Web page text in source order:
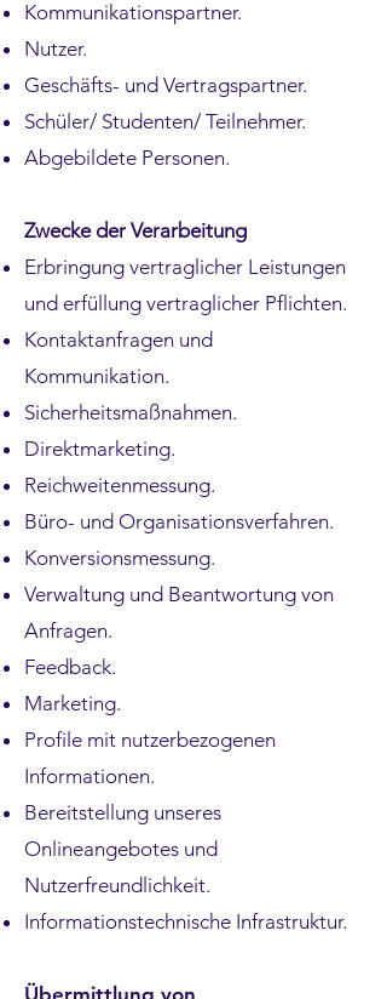
Kommunikationspartner.
Nutzer.
Geschäfts- und Vertragspartner.
Schüler/ Studenten/ Teilnehmer.
Abgebildete Personen.
Zwecke der Verarbeitung
Erbringung vertraglicher Leistungen
und erfüllung vertraglicher Pflichten.
Kontaktanfragen und
Kommunikation.
Sicherheitsmaßnahmen.
Direktmarketing.
Reichweitenmessung.
Büro- und Organisationsverfahren.
Konversionsmessung.
Verwaltung und Beantwortung von
Anfragen.
Feedback.
Marketing.
Profile mit nutzerbezogenen
Informationen.
Bereitstellung unseres
Onlineangebotes und
Nutzerfreundlichkeit.
Informationstechnische Infrastruktur.
Übermittlung von